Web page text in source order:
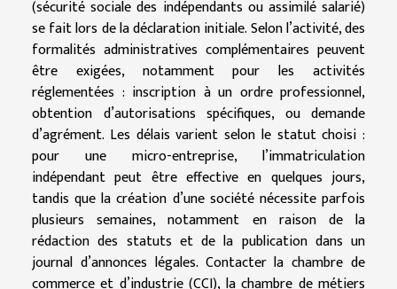
(sécurité sociale des indépendants ou assimilé salarié)
se fait lors de la déclaration initiale. Selon l’activité, des
formalités administratives complémentaires peuvent
être exigées, notamment pour les activités
réglementées : inscription à un ordre professionnel,
obtention d’autorisations spécifiques, ou demande
d’agrément. Les délais varient selon le statut choisi :
pour une micro-entreprise, l’immatriculation
indépendant peut être effective en quelques jours,
tandis que la création d’une société nécessite parfois
plusieurs semaines, notamment en raison de la
rédaction des statuts et de la publication dans un
journal d’annonces légales. Contacter la chambre de